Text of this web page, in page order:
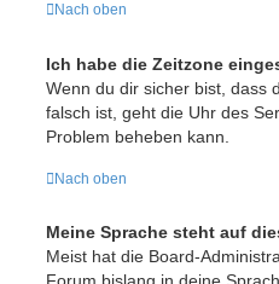
Nach oben
Ich habe die Zeitzone
Wenn du dir sicher bist, dass
falsch ist, geht die Uhr des
Problem beheben kann.
Nach oben
Meine Sprache steht auf
Meist hat die Board-